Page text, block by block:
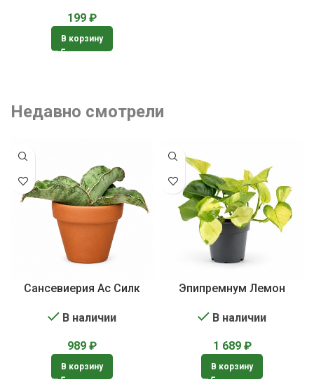
199 ₽
В корзину
Недавно смотрели
Сансевиерия Ас Силк
В наличии
989 ₽
В корзину
Эпипремнум Лемон
В наличии
1 689 ₽
В корзину